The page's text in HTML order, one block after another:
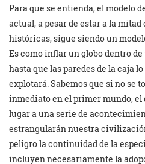
Para que se entienda, el modelo
actual, a pesar de estar a la mitad
históricas, sigue siendo un
Es como inflar un globo dentro
hasta que las paredes de la caja
explotará. Sabemos que si no se
inmediato en el primer mundo,
lugar a una serie de
estrangularán nuestra
peligro la continuidad de la
incluyen necesariamente la